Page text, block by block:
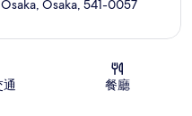
Osaka, 541-0057
餐廳